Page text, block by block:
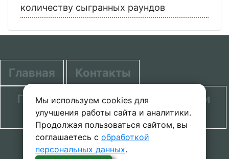
Мы используем cookies для
улучшения работы сайта и аналитики.
Продолжая пользоваться сайтом, вы
соглашаетесь с обработкой
персональных данных.
количеству сыгранных раундов
Главная
Контакты
Политика в отношении обработки
персональных данных
© 2020-2026 проект SecretGuide.RU При
копировании материалов сcылка на сайт